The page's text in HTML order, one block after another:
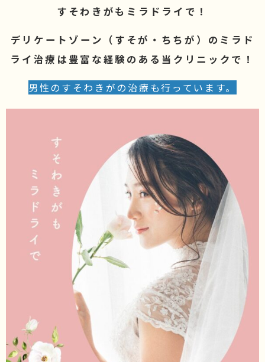
すそわきが
子供のミラドライ
HIFU（ソノクイーン）
スレッドリフト
価格
ブログ・院長セレクト
院長ブログ
コラム
すそわきがもミラドライで！
デリケートゾーン（すそが・ちちが）のミラド
ライ治療は豊富な経験のある当クリニックで！
男性のすそわきがの治療も行っています。